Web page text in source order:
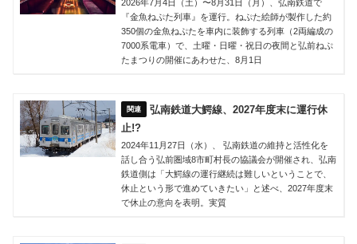
2026年7月4日（土）〜8月31日（月）、弘南鉄道で
『金魚ねぷた列車』を運行。ねぷた絵師が製作した約
350個の金魚ねぷたを車内に装飾する列車（2両編成の
7000系電車）で、土曜・日曜・祝日の夜間と弘前ねぷ
たまつりの開催にあわせた、8月1日
弘南鉄道大鰐線、2027年度末に運行休
止!?
2024年11月27日（水）、 弘南鉄道の維持と活性化を
話し合う弘前圏域8市町村長の協議会が開催され、弘南
鉄道側は「大鰐線の運行継続は難しいということで、
休止という形で進めていきたい」と述べ、2027年度末
で休止の意向を表明。実質